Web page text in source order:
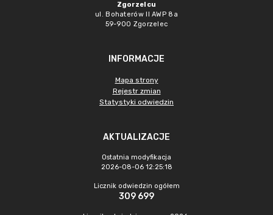
Zgorzelcu
ul. Bohaterów II AWP 8a
59-900 Zgorzelec
INFORMACJE
Mapa strony
Rejestr zmian
Statystyki odwiedzin
AKTUALIZACJE
Ostatnia modyfikacja
2026-08-06 12:25:18
Licznik odwiedzin ogółem
309 699